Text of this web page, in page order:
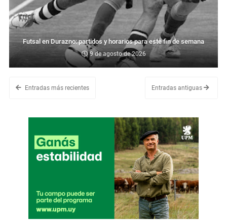
Futsal en Durazno: partidos y horarios para este fin de semana
9 de agosto de 2026
Entradas más recientes Entradas antiguas